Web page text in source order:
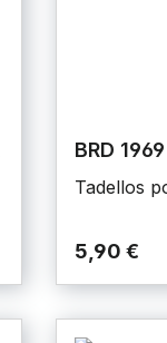
BRD
Tadellos
5,90 €